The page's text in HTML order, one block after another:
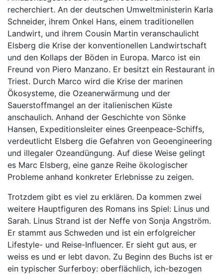
recherchiert. An der deutschen Umweltministerin Karla
Schneider, ihrem Onkel Hans, einem traditionellen
Landwirt, und ihrem Cousin Martin veranschaulicht
Elsberg die Krise der konventionellen Landwirtschaft
und den Kollaps der Böden in Europa. Marco ist ein
Freund von Piero Manzano. Er besitzt ein Restaurant in
Triest. Durch Marco wird die Krise der marinen
Ökosysteme, die Ozeanerwärmung und der
Sauerstoffmangel an der italienischen Küste
anschaulich. Anhand der Geschichte von Sönke
Hansen, Expeditionsleiter eines Greenpeace-Schiffs,
verdeutlicht Elsberg die Gefahren von Geoengineering
und illegaler Ozeandüngung. Auf diese Weise gelingt
es Marc Elsberg, eine ganze Reihe ökologischer
Probleme anhand konkreter Erlebnisse zu zeigen.
Trotzdem gibt es viel zu erklären. Da kommen zwei
weitere Hauptfiguren des Romans ins Spiel: Linus und
Sarah. Linus Strand ist der Neffe von Sonja Angström.
Er stammt aus Schweden und ist ein erfolgreicher
Lifestyle- und Reise-Influencer. Er sieht gut aus, er
weiss es und er lebt davon. Zu Beginn des Buchs ist er
ein typischer Surferboy: oberflächlich, ich-bezogen